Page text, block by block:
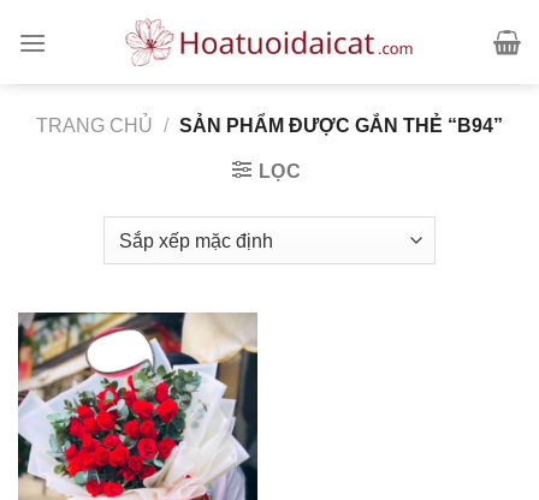
TRANG CHỦ / SẢN PHẨM ĐƯỢC GẮN THẺ “B94”
LỌC